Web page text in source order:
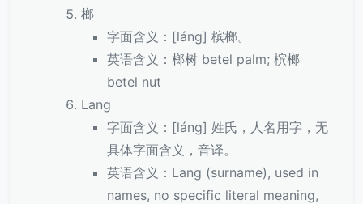
榔
字面含义：[láng] 槟榔。
英语含义：榔树 betel palm; 槟榔
betel nut
Lang
字面含义：[láng] 姓氏，人名用字，无
具体字面含义，音译。
英语含义：Lang (surname), used in
names, no specific literal meaning,